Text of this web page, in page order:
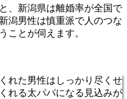
、新潟県は離婚率が全国で
潟男性は慎重派で人のつな
ことが伺えます。
れた男性はしっかり尽くせ
れる太パパになる見込みが